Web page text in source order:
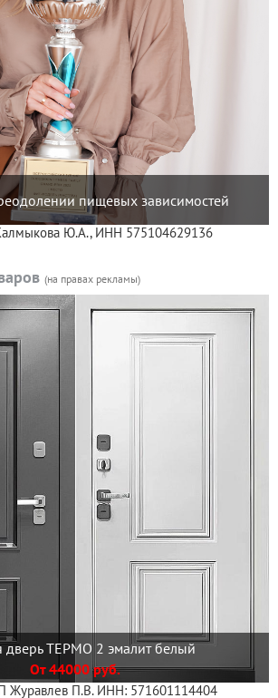
пищевых зависимостей
Ю.А., ИНН 575104629136
(на правах рекламы)
дверь ТЕРМО 2 эмалит белый
От 44000 руб.
Журавлев П.В. ИНН: 571601114404